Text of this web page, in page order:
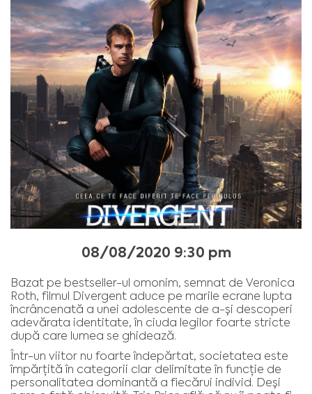
08/08/2020 9:30 pm
Bazat pe bestseller-ul omonim, semnat de Veronica
Roth, filmul Divergent aduce pe marile ecrane lupta
încrâncenată a unei adolescente de a-și descoperi
adevărata identitate, în ciuda legilor foarte stricte
după care lumea se ghidează.
Într-un viitor nu foarte îndepărtat, societatea este
împărțită în categorii clar delimitate în funcție de
personalitatea dominantă a fiecărui individ. Deși